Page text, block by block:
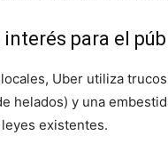
para el
Uber utiliza
helados) y una
existentes.